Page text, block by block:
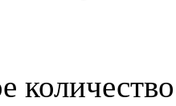
количество